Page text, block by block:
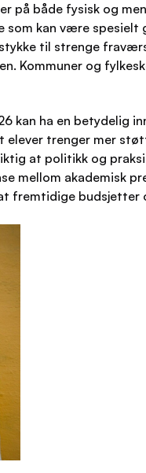
på både fysisk og
som kan være
til strenge
Kommuner og
kan ha en betydelig
trenger mer
at politikk og
mellom akademisk
fremtidige